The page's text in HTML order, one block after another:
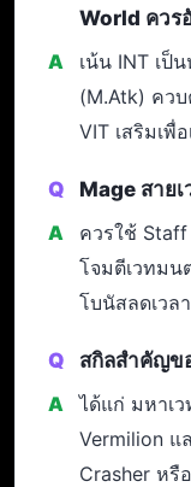
World ควร
เน้น INT เป็
(M.Atk) ควบ
VIT เสริมเพื่
Mage สาย
ควรใช้
โจมตีเวทมน
โบนัสลดเวล
สกิลสำคัญข
ได้แก่ มหาเ
Vermilion แ
Crasher หรื